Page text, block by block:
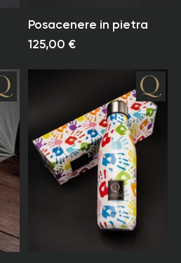
Posacenere in pietra
125,00 €